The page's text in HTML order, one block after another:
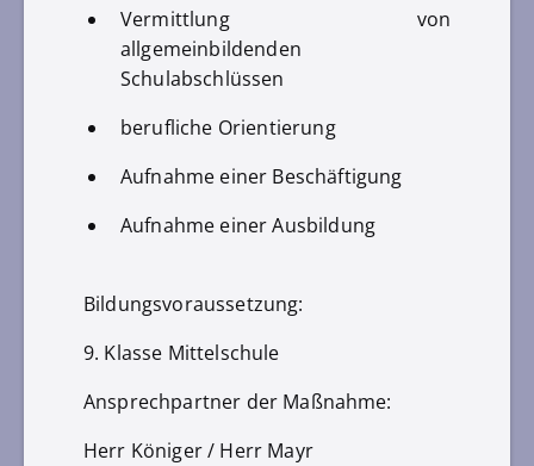
Vermittlung von
allgemeinbildenden
Schulabschlüssen
berufliche Orientierung
Aufnahme einer Beschäftigung
Aufnahme einer Ausbildung
Bildungsvoraussetzung:
9. Klasse Mittelschule
Ansprechpartner der Maßnahme:
Herr Königer / Herr Mayr